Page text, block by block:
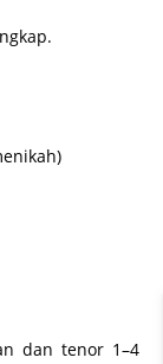
dan tenor 1–4